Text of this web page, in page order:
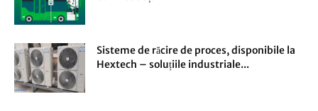
Sisteme de răcire de proces, disponibile la
Hextech – soluțiile industriale...